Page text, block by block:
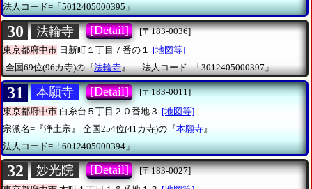
法人コード=「5012405000395」
30 法輪寺 [Detail]
[〒183-0036]
東京都府中市 日新町１丁目７番の１ [地図等]
全国69位(96カ寺)の『法輪寺』 法人コード=「3012405000397」
31 本願寺 [Detail]
[〒183-0011]
東京都府中市 白糸台５丁目２０番地３ [地図等]
宗派名=『浄土宗』
全国254位(41カ寺)の『本願寺 』
法人コード=「6012405000394」
32 妙光院 [Detail]
[〒183-0027]